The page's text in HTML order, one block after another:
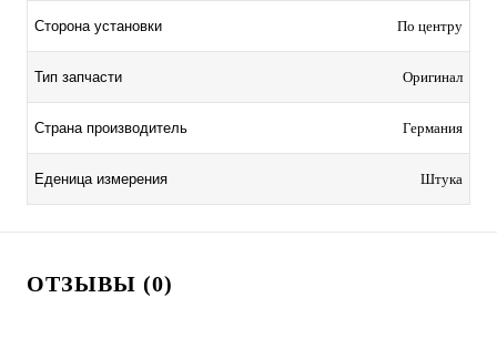
Сторона установки По центру
Тип запчасти Оригинал
Страна производитель Германия
Еденица измерения Штука
ОТЗЫВЫ (0)